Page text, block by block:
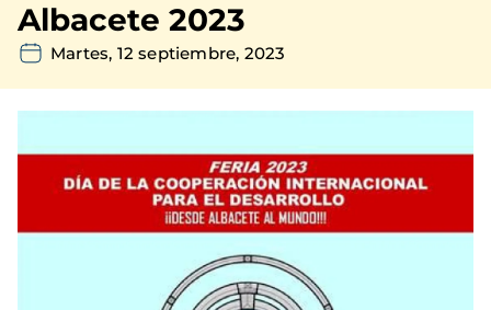
Albacete 2023
Martes, 12 septiembre, 2023